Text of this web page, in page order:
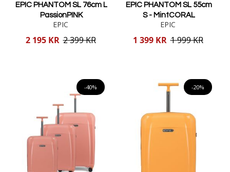
EPIC PHANTOM SL 76cm L
PassionPINK
EPIC
Reducerat
2 195 KR 2 399 KR
EPIC PHANTOM SL 55cm
S - MintCORAL
EPIC
Reducerat
1 399 KR 1 999 KR
-40% -20%